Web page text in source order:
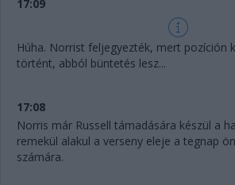
17:09
Húha. Norrist feljegyezték, mert pozíción
történt, abból büntetés lesz...
17:08
Norris már Russell támadására készül a
remekül alakul a verseny eleje a tegnap
számára.